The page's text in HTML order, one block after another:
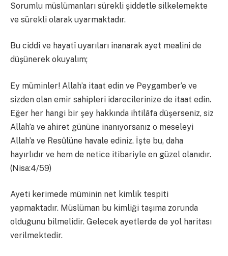
Sorumlu müslümanları sürekli şiddetle silkelemekte
ve sürekli olarak uyarmaktadır.
Bu ciddî ve hayatî uyarıları inanarak ayet mealini de
düşünerek okuyalım;
Ey müminler! Allah’a itaat edin ve Peygamber’e ve
sizden olan emir sahipleri idarecilerinize de itaat edin.
Eğer her hangi bir şey hakkında ihtilâfa düşerseniz, siz
Allah’a ve ahiret gününe inanıyorsanız o meseleyi
Allah’a ve Resûlüne havale ediniz. İşte bu, daha
hayırlıdır ve hem de netice itibariyle en güzel olanıdır.
(Nisa:4/59)
Ayeti kerimede müminin net kimlik tespiti
yapmaktadır. Müslüman bu kimliği taşıma zorunda
olduğunu bilmelidir. Gelecek ayetlerde de yol haritası
verilmektedir.